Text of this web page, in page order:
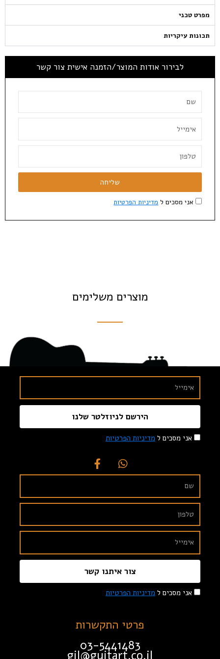
מפרט טכני
תכונות עיקריות
לבירור אודות המוצר/הזמנה אישית צור קשר
אני מסכים ל מדיניות הפרטיות
שליחה
מוצרים משלימים
אני מסכים ל מדיניות הפרטיות
הירשם לניוזלטר שלנו
אני מסכים ל מדיניות הפרטיות
צור איתנו קשר
פרטי התקשרות
03-5441483
gil@guitart.co.il